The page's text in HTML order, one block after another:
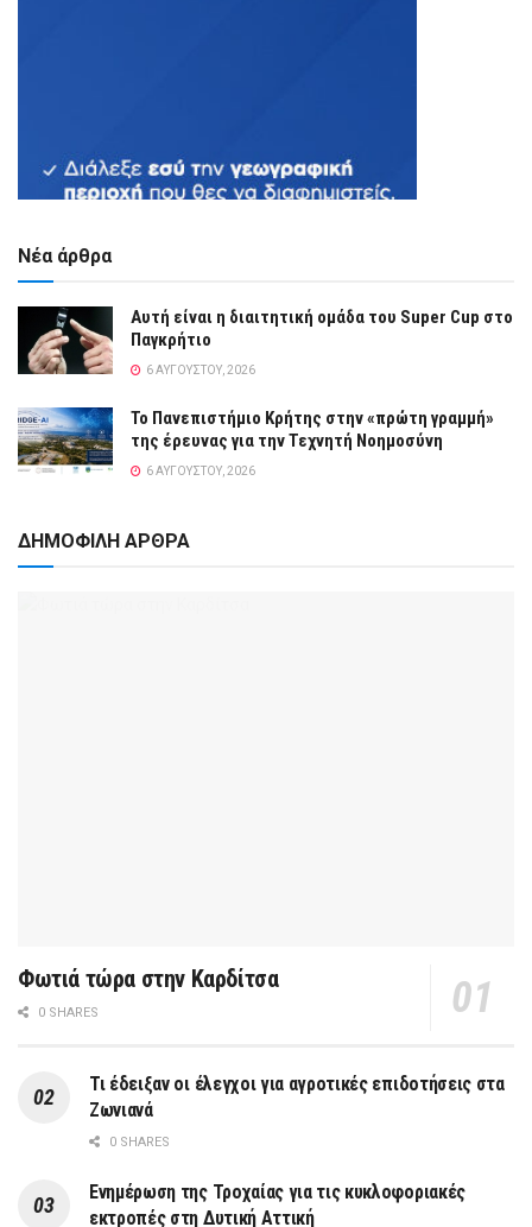
Νέα άρθρα
Αυτή είναι η διαιτητική ομάδα του Super Cup στο
Παγκρήτιο
6 ΑΥΓΟΎΣΤΟΥ, 2026
Το Πανεπιστήμιο Κρήτης στην «πρώτη γραμμή»
της έρευνας για την Τεχνητή Νοημοσύνη
6 ΑΥΓΟΎΣΤΟΥ, 2026
ΔΗΜΟΦΙΛΗ ΑΡΘΡΑ
Φωτιά τώρα στην Καρδίτσα
0 SHARES
Τι έδειξαν οι έλεγχοι για αγροτικές επιδοτήσεις στα
Ζωνιανά
0 SHARES
Ενημέρωση της Τροχαίας για τις κυκλοφοριακές
εκτροπές στη Δυτική Αττική